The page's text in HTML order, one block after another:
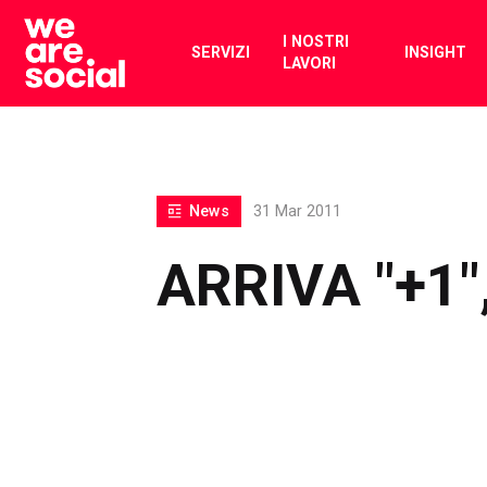
Skip
content
SERVIZI
I NOSTRI
LAVORI
INSIGHT
ARRIVA
News 31 Mar 2011